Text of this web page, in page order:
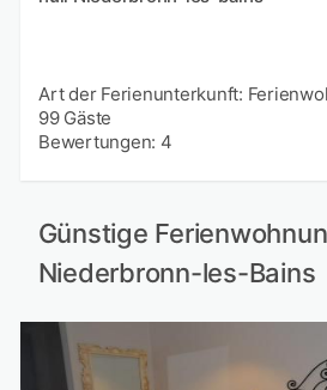
Art der Ferienunterkunft:
99 Gäste
Bewertungen: 4
Günstige
Niederbronn-les-Bains